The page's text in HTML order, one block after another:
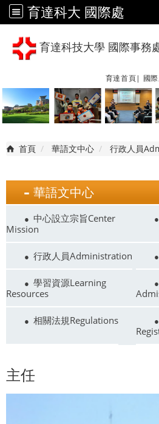
育達科大 國際處
育達科技大學 國際事務
育達首頁| 國
首頁 華語文中心 行政人員
華語文中心
中心設立宗旨Center
Mission
行政人員Administration
學習資源Learning
Resources
相關法規Regulations
主任